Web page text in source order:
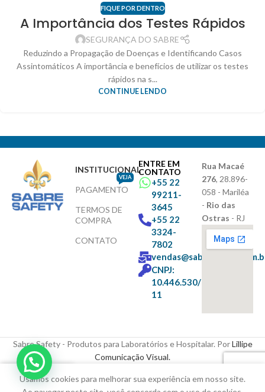
FIQUE POR DENTRO
A Importância dos Testes Rápidos
SEGURANÇA DO SABRE
Reduzindo a Propagação de Doenças e Identificando Casos
Assintomáticos A importância e benefícios de utilizar os testes
rápidos na s...
CONTINUE LENDO
INSTITUCIONAL
PAGAMENTO
VEJA
TERMOS DE
COMPRA
CONTATO
ENTRE EM
CONTATO
+55 22
99211-
3645
+55 22
3324-
7802
CNPJ:
10.446.530/0001-
11
Rua Macaé
276, 28.896-
058 - Mariléa
- Rio das
Ostras - RJ
Sabre Safety - Produtos para Laboratórios e Hospitalar. PorLillipe
Comunicação Visual.
Barra Lateral
Lista de Desejos
Usamos cookies para melhorar sua experiência em nosso site.